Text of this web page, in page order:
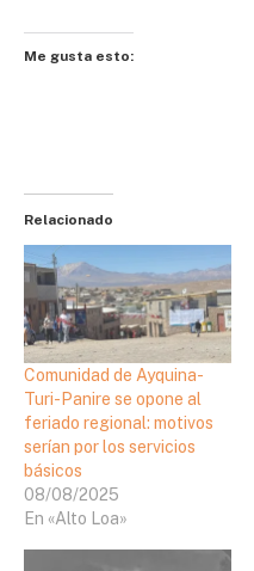
Me gusta esto:
Relacionado
Comunidad de Ayquina-
Turi-Panire se opone al
feriado regional: motivos
serían por los servicios
básicos
08/08/2025
En «Alto Loa»